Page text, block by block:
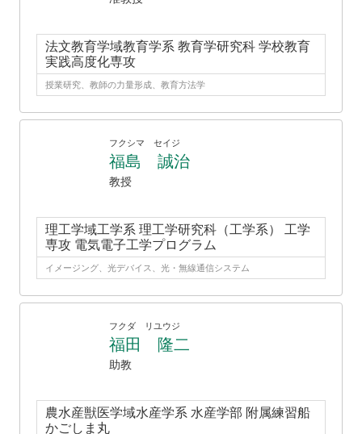
法文教育学域教育学系 教育学研究科 学校教育
実践高度化専攻
授業研究、教師の力量形成、教育方法学
フクシマ セイジ
福島 誠治
教授
理工学域工学系 理工学研究科（工学系） 工学
専攻 電気電子工学プログラム
イメージング、光デバイス、光・無線通信システム
フクダ リユウジ
福田 隆二
助教
農水産獣医学域水産学系 水産学部 附属練習船
かごしま丸